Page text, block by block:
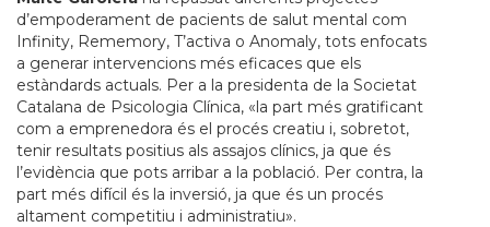
d’empoderament de pacients de salut mental com
Infinity, Rememory, T’activa o Anomaly, tots enfocats
a generar intervencions més eficaces que els
estàndards actuals. Per a la presidenta de la Societat
Catalana de Psicologia Clínica, «la part més gratificant
com a emprenedora és el procés creatiu i, sobretot,
tenir resultats positius als assajos clínics, ja que és
l’evidència que pots arribar a la població. Per contra, la
part més difícil és la inversió, ja que és un procés
altament competitiu i administratiu».